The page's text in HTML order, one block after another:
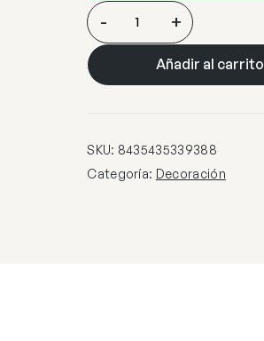
EL
ARBOL-
FIGURA
1L-
- +
Añadir al carrito
SKU: 8435435339388
Categoría: Decoración